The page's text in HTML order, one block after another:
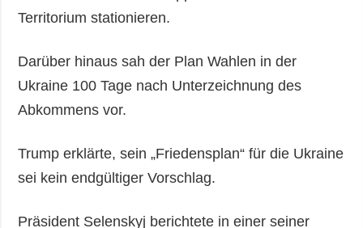
Territorium stationieren.
Darüber hinaus sah der Plan Wahlen in der
Ukraine 100 Tage nach Unterzeichnung des
Abkommens vor.
Trump erklärte, sein „Friedensplan“ für die Ukraine
sei kein endgültiger Vorschlag.
Präsident Selenskyj berichtete in einer seiner